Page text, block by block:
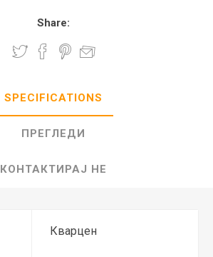
Share:
SPECIFICATIONS
ПРЕГЛЕДИ
КОНТАКТИРАЈ НЕ
Кварцен